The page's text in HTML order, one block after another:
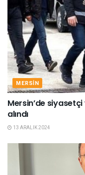
MERSIN
Mersin’de
alındı
13 ARALIK 2024